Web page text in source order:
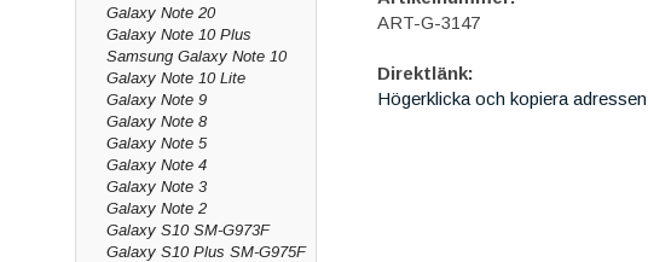
Galaxy Note 20
Galaxy Note 10 Plus
Samsung Galaxy Note 10
Galaxy Note 10 Lite
Galaxy Note 9
Galaxy Note 8
Galaxy Note 5
Galaxy Note 4
Galaxy Note 3
Galaxy Note 2
Galaxy S10 SM-G973F
Galaxy S10 Plus SM-G975F
ART-G-3147
Direktlänk:
Högerklicka och kopiera adressen